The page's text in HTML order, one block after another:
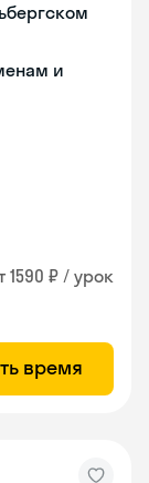
и
1590 ₽ / урок
время